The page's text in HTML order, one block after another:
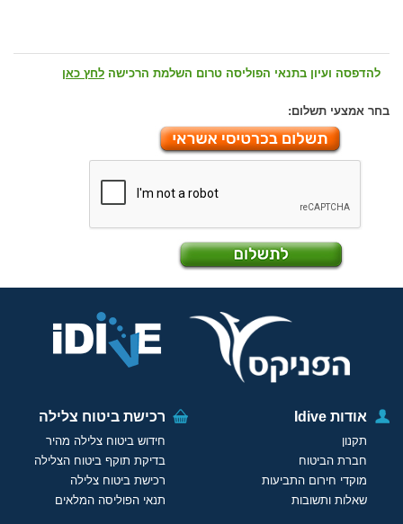
להדפסה ועיון בתנאי הפוליסה טרום השלמת הרכישה לחץ כאן
בחר אמצעי תשלום:
אודות Idive
תקנון
חברת הביטוח
מוקדי חירום התביעות
שאלות ותשובות
רכישת ביטוח צלילה
חידוש ביטוח צלילה מהיר
בדיקת תוקף ביטוח הצלילה
רכישת ביטוח צלילה
תנאי הפוליסה המלאים